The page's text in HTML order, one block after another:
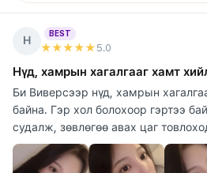
Н
BEST
★★★★★ 5.0
Нүд, хамрын хагалгааг хамт
Би Виверсээр нүд, хамрын
байна. Гэр хол болохоор гэртээ
судалж, зөвлөгөө авах цаг